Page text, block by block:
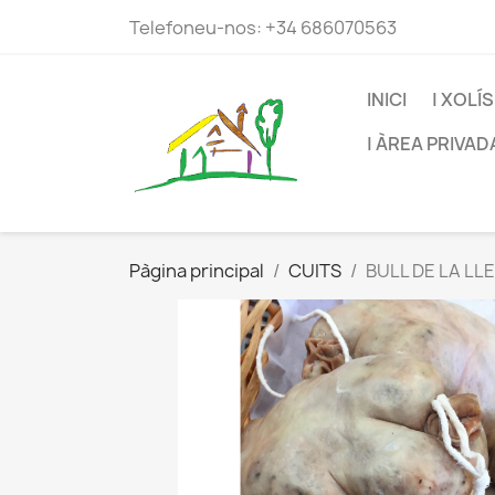
Telefoneu-nos: +34 686070563
INICI
|
| ÀREA
Pàgina principal CUITS BULL DE LA